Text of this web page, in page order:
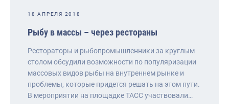
18 АПРЕЛЯ 2018
Рыбу в массы – через рестораны
Рестораторы и рыбопромышленники за круглым
столом обсудили возможности по популяризации
массовых видов рыбы на внутреннем рынке и
проблемы, которые придется решать на этом пути.
В мероприятии на площадке ТАСС участвовали…